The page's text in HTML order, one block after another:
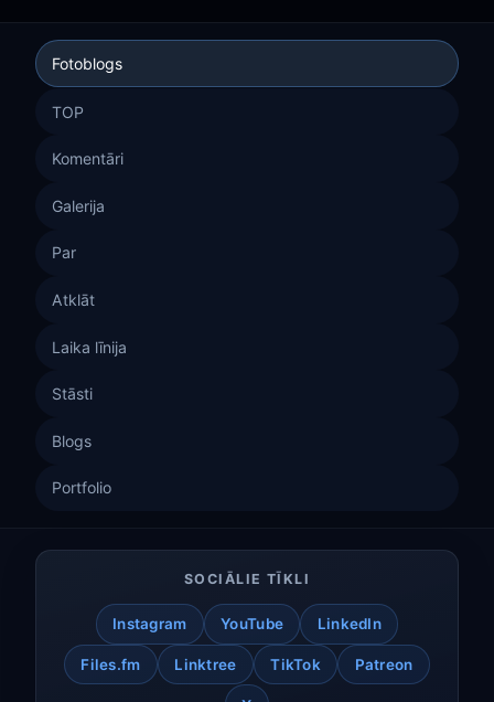
Fotoblogs
TOP
Komentāri
Galerija
Par
Atklāt
Laika līnija
Stāsti
Blogs
Portfolio
SOCIĀLIE TĪKLI
Instagram YouTube LinkedIn
Files.fm Linktree TikTok Patreon